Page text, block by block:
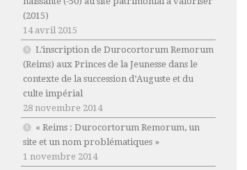
(2015)
14 avril 2015
L’inscription de Durocortorum Remorum
(Reims) aux Princes de la Jeunesse dans le
contexte de la succession d’Auguste et du
culte impérial
28 novembre 2014
« Reims : Durocortorum Remorum, un
site et un nom problématiques »
1 novembre 2014